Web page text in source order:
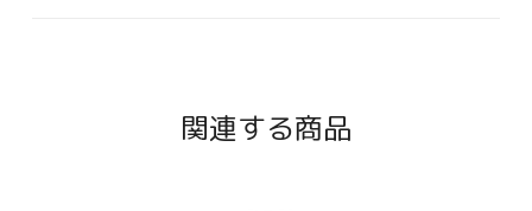
関連する商品